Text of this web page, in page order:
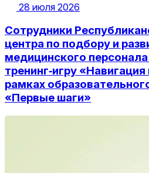
28 июля 2026
Сотрудники
центра по подбору и
медицинского
тренинг‑игру
рамках
«Первые шаги»